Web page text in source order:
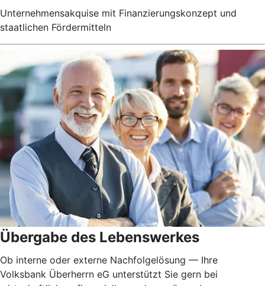
Unternehmensakquise mit Finanzierungskonzept und
staatlichen Fördermitteln
Übergabe des Lebenswerkes
Ob interne oder externe Nachfolgelösung — Ihre
Volksbank Überherrn eG unterstützt Sie gern bei